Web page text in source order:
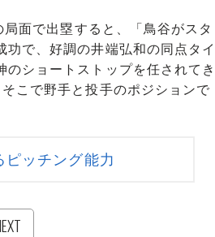
面で出塁すると、「鳥谷がスタ
で、好調の井端弘和の同点タイ
ショートストップを任されてき
こで野手と投手のポジションで
ッチング能力